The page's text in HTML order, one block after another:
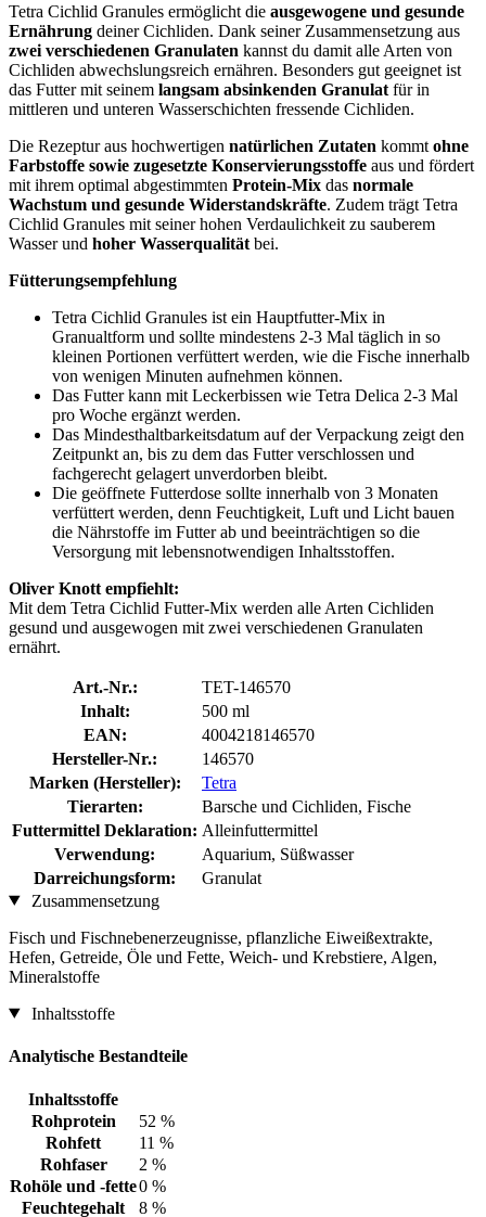
Tetra Cichlid Granules ermöglicht die ausgewogene und gesunde
Ernährung deiner Cichliden. Dank seiner Zusammensetzung aus
zwei verschiedenen Granulaten kannst du damit alle Arten von
Cichliden abwechslungsreich ernähren. Besonders gut geeignet ist
das Futter mit seinem langsam absinkenden Granulat für in
mittleren und unteren Wasserschichten fressende Cichliden.
Die Rezeptur aus hochwertigen natürlichen Zutaten kommt ohne
Farbstoffe sowie zugesetzte Konservierungsstoffe aus und fördert
mit ihrem optimal abgestimmten Protein-Mix das normale
Wachstum und gesunde Widerstandskräfte. Zudem trägt Tetra
Cichlid Granules mit seiner hohen Verdaulichkeit zu sauberem
Wasser und hoher Wasserqualität bei.
Fütterungsempfehlung
Tetra Cichlid Granules ist ein Hauptfutter-Mix in
Granualtform und sollte mindestens 2-3 Mal täglich in so
kleinen Portionen verfüttert werden, wie die Fische innerhalb
von wenigen Minuten aufnehmen können.
Das Futter kann mit Leckerbissen wie Tetra Delica 2-3 Mal
pro Woche ergänzt werden.
Das Mindesthaltbarkeitsdatum auf der Verpackung zeigt den
Zeitpunkt an, bis zu dem das Futter verschlossen und
fachgerecht gelagert unverdorben bleibt.
Die geöffnete Futterdose sollte innerhalb von 3 Monaten
verfüttert werden, denn Feuchtigkeit, Luft und Licht bauen
die Nährstoffe im Futter ab und beeinträchtigen so die
Versorgung mit lebensnotwendigen Inhaltsstoffen.
Oliver Knott empfiehlt:
Mit dem Tetra Cichlid Futter-Mix werden alle Arten Cichliden
gesund und ausgewogen mit zwei verschiedenen Granulaten
ernährt.
Art.-Nr.:
TET-146570
Inhalt:
500 ml
EAN:
4004218146570
Hersteller-Nr.:
146570
Marken (Hersteller):
Tetra
Tierarten:
Barsche und Cichliden, Fische
Futtermittel Deklaration: Alleinfuttermittel
Verwendung:
Aquarium, Süßwasser
Darreichungsform:
Granulat
Zusammensetzung
Fisch und Fischnebenerzeugnisse, pflanzliche Eiweißextrakte,
Hefen, Getreide, Öle und Fette, Weich- und Krebstiere, Algen,
Mineralstoffe
Inhaltsstoffe
Analytische Bestandteile
Inhaltsstoffe
Rohprotein
52 %
Rohfett
11 %
Rohfaser
2 %
Rohöle und -fette0 %
Feuchtegehalt
8 %